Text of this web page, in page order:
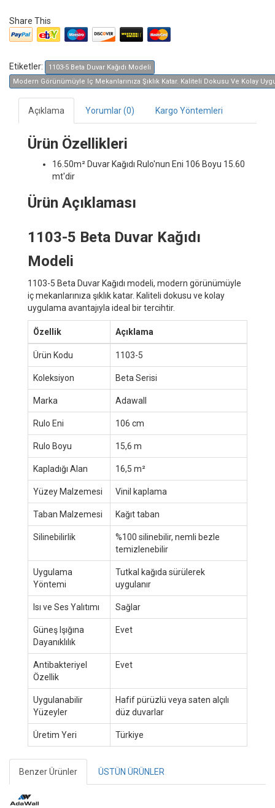
Share This
Etiketler:
1103-5 Beta Duvar Kağıdı Modeli
Modern Görünümüyle Iç Mekanlarınıza Şıklık Katar. Kaliteli Dokusu Ve Kolay
Açıklama Yorumlar (0) Kargo Yöntemleri
Ürün Özellikleri
16.50m² Duvar Kağıdı Rulo'nun Eni 106 Boyu 15.60
mt'dir
Ürün Açıklaması
1103-5 Beta Duvar Kağıdı
Modeli
1103-5 Beta Duvar Kağıdı modeli, modern görünümüyle
iç mekanlarınıza şıklık katar. Kaliteli dokusu ve kolay
uygulama avantajıyla ideal bir tercihtir.
Özellik Açıklama
Ürün Kodu 1103-5
Koleksiyon Beta Serisi
Marka Adawall
Rulo Eni 106 cm
Rulo Boyu 15,6 m
Kapladığı Alan 16,5 m²
Yüzey Malzemesi Vinil kaplama
Taban Malzemesi Kağıt taban
Silinebilirlik
%100 silinebilir, nemli bezle
temizlenebilir
Uygulama
Yöntemi
Tutkal kağıda sürülerek
uygulanır
Isı ve Ses Yalıtımı Sağlar
Güneş Işığına
Dayanıklılık
Evet
Antibakteriyel
Özellik
Evet
Uygulanabilir
Yüzeyler
Hafif pürüzlü veya saten alçılı
düz duvarlar
Üretim Yeri Türkiye
Benzer Ürünler ÜSTÜN ÜRÜNLER